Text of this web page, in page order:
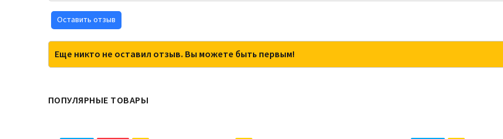
Оставить отзыв
Еще никто не оставил отзыв. Вы можете быть первым!
ПОПУЛЯРНЫЕ ТОВАРЫ